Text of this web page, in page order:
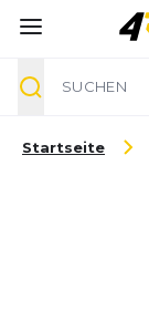
Startseite